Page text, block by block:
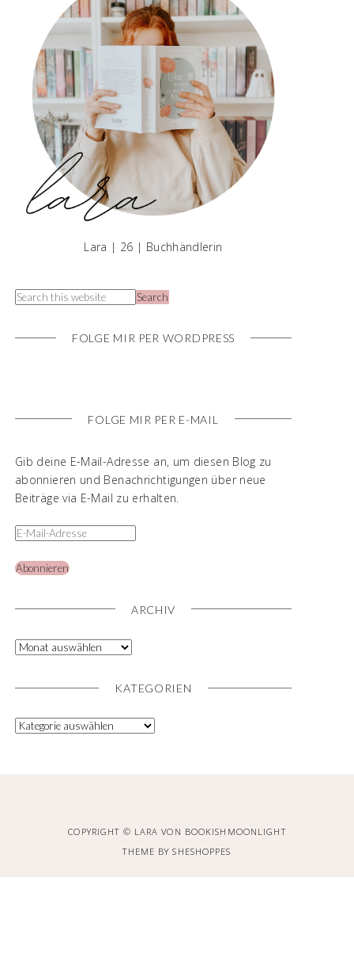
Lara | 26 | Buchhändlerin
FOLGE MIR PER WORDPRESS
FOLGE MIR PER E-MAIL
Gib deine E-Mail-Adresse an, um diesen Blog zu
abonnieren und Benachrichtigungen über neue
Beiträge via E-Mail zu erhalten.
Abonnieren
ARCHIV
KATEGORIEN
COPYRIGHT © LARA VON BOOKISHMOONLIGHT
THEME BYSHESHOPPES